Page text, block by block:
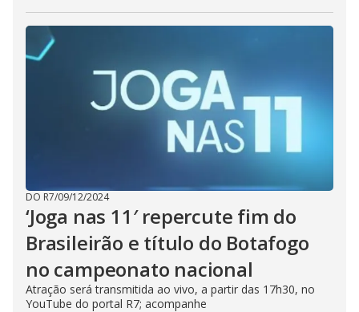
DO R7/09/12/2024
‘Joga nas 11′ repercute fim do
Brasileirão e título do Botafogo
no campeonato nacional
Atração será transmitida ao vivo, a partir das 17h30, no
YouTube do portal R7; acompanhe